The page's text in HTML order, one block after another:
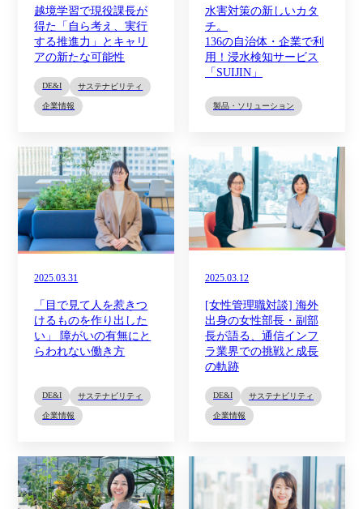
越境学習で現役課長が
得た「自ら考え、実行
する推進力」とキャリ
アの新たな可能性
DE&I サステナビリティ
企業情報
水害対策の新しいカタ
チ。
136の自治体・企業で利
用！浸水検知サービス
「SUIJIN」
製品・ソリューション
2025.03.31
「目で見て人を惹きつ
けるものを作り出した
い」 障がいの有無にと
らわれない働き方
DE&I サステナビリティ
企業情報
2025.03.12
[女性管理職対談] 海外
出身の女性部長・副部
長が語る、通信インフ
ラ業界での挑戦と成長
の軌跡
DE&I サステナビリティ
企業情報